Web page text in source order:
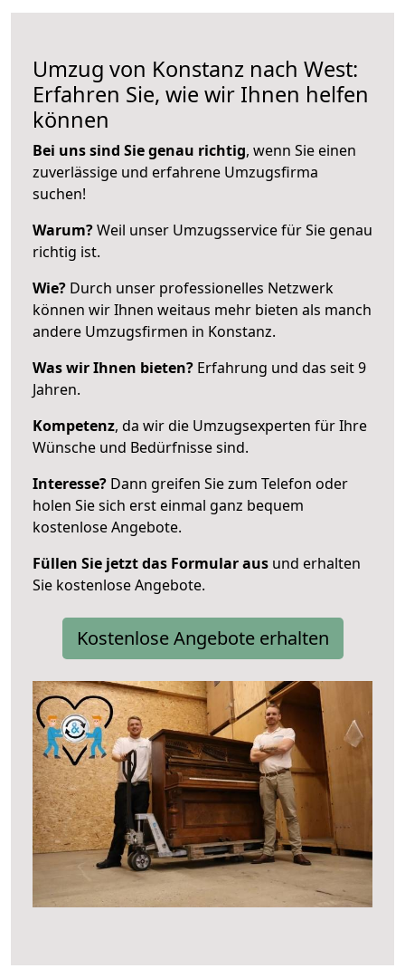
Umzug von Konstanz nach West:
Erfahren Sie, wie wir Ihnen helfen
können
Bei uns sind Sie genau richtig, wenn Sie einen
zuverlässige und erfahrene Umzugsfirma
suchen!
Warum?Weil unser Umzugsservice für Sie genau
richtig ist.
Wie? Durch unser professionelles Netzwerk
können wir Ihnen weitaus mehr bieten als manch
andere Umzugsfirmen in Konstanz.
Was wir Ihnen bieten? Erfahrung und das seit 9
Jahren.
Kompetenz, da wir die Umzugsexperten für Ihre
Wünsche und Bedürfnisse sind.
Interesse? Dann greifen Sie zum Telefon oder
holen Sie sich erst einmal ganz bequem
kostenlose Angebote.
Füllen Sie jetzt das Formular aus und erhalten
Sie kostenlose Angebote.
Kostenlose Angebote erhalten